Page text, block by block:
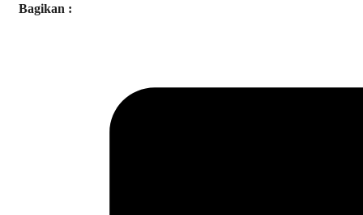
Bagikan :